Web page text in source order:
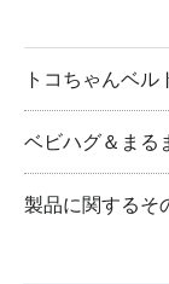
トコちゃんベル
ベビハグ＆まる
製品に関するそ